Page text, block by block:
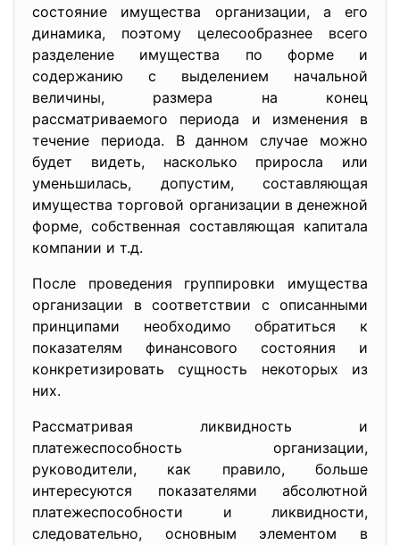
состояние имущества организации, а его
динамика, поэтому целесообразнее всего
разделение имущества по форме и
содержанию с выделением начальной
величины, размера на конец
рассматриваемого периода и изменения в
течение периода. В данном случае можно
будет видеть, насколько приросла или
уменьшилась, допустим, составляющая
имущества торговой организации в денежной
форме, собственная составляющая капитала
компании и т.д.
После проведения группировки имущества
организации в соответствии с описанными
принципами необходимо обратиться к
показателям финансового состояния и
конкретизировать сущность некоторых из
них.
Рассматривая ликвидность и
платежеспособность организации,
руководители, как правило, больше
интересуются показателями абсолютной
платежеспособности и ликвидности,
следовательно, основным элементом в